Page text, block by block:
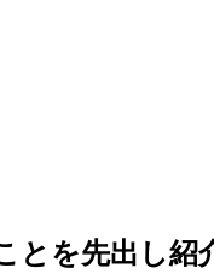
とを先出し紹